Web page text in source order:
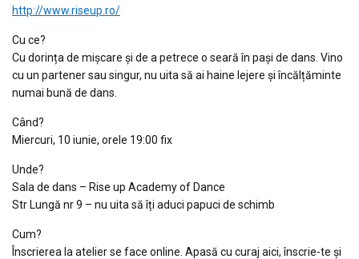
http://www.riseup.ro/
Cu ce?
Cu dorința de mișcare și de a petrece o seară în pași de dans. Vino
cu un partener sau singur, nu uita să ai haine lejere și încălțăminte
numai bună de dans.
Când?
Miercuri, 10 iunie, orele 19:00 fix
Unde?
Sala de dans – Rise up Academy of Dance
Str Lungă nr 9 – nu uita să îți aduci papuci de schimb
Cum?
Înscrierea la atelier se face online. Apasă cu curaj aici, înscrie-te şi